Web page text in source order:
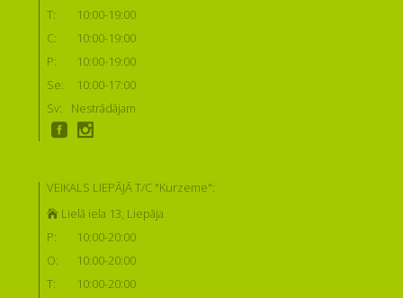
T:
10:00-19:00
C:
10:00-19:00
P:
10:00-19:00
Se:
10:00-17:00
Sv:
Nestrādājam
VEIKALS LIEPĀJĀ T/C "Kurzeme":
Lielā iela 13, Liepāja
P:
10:00-20:00
O:
10:00-20:00
T:
10:00-20:00